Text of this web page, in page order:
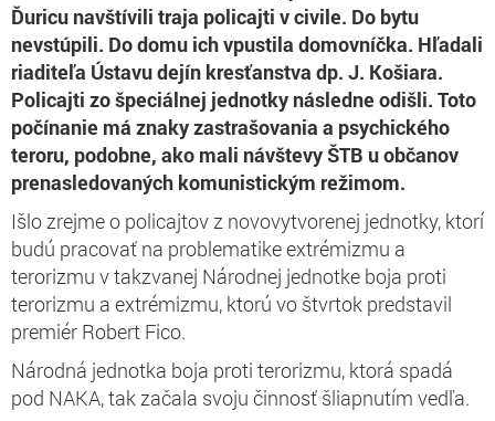
Ďuricu navštívili traja policajti v civile. Do bytu
nevstúpili. Do domu ich vpustila domovníčka. Hľadali
riaditeľa Ústavu dejín kresťanstva dp. J. Košiara.
Policajti zo špeciálnej jednotky následne odišli. Toto
počínanie má znaky zastrašovania a psychického
teroru, podobne, ako mali návštevy ŠTB u občanov
prenasledovaných komunistickým režimom.
Išlo zrejme o policajtov z novovytvorenej jednotky, ktorí
budú pracovať na problematike extrémizmu a
terorizmu v takzvanej Národnej jednotke boja proti
terorizmu a extrémizmu, ktorú vo štvrtok predstavil
premiér Robert Fico.
Národná jednotka boja proti terorizmu, ktorá spadá
pod NAKA, tak začala svoju činnosť šliapnutím vedľa.